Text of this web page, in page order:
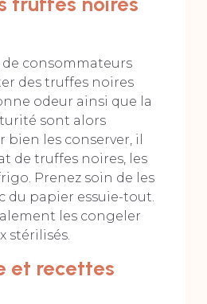
consommateurs
des truffes noires
odeur ainsi que la
sont alors
bien les conserver, il
de truffes noires, les
Prenez soin de les
du papier essuie-tout.
les congeler
stérilisés.
et recettes